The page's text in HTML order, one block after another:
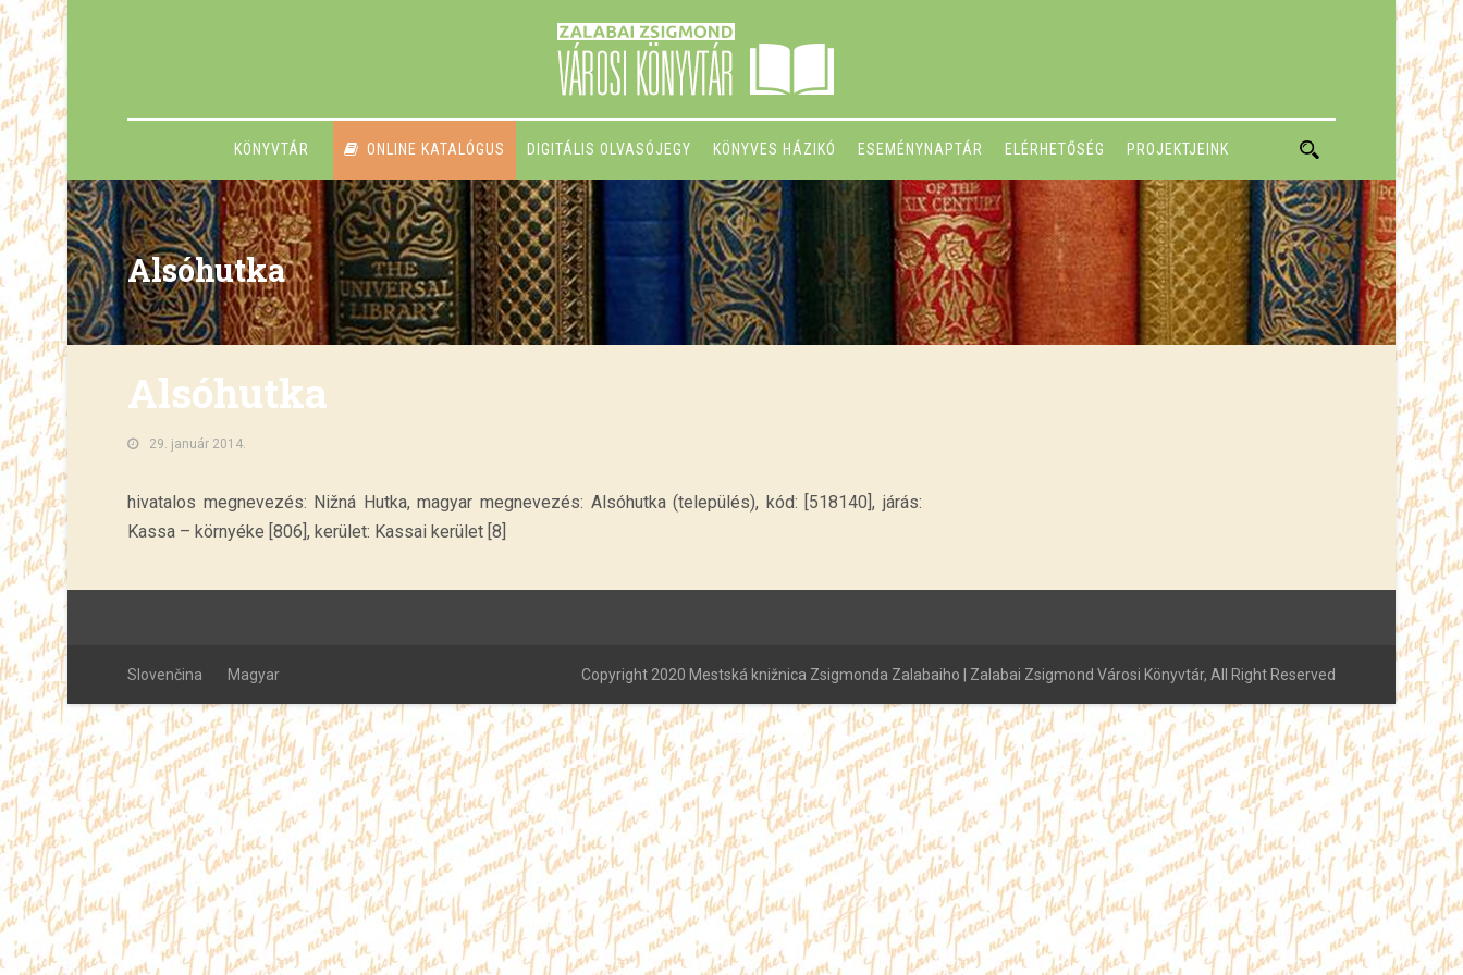
KÖNYVTÁR ONLINE KATALÓGUS DIGITÁLIS OLVASÓJEGY KÖNYVES HÁZIKÓ ESEMÉNYNAPTÁR ELÉRHETŐSÉG PROJEKTJEINK
Alsóhutka
Alsóhutka
29. január 2014.
hivatalos megnevezés: Nižná Hutka, magyar megnevezés: Alsóhutka (település), kód: [518140], járás:
Kassa – környéke [806], kerület: Kassai kerület [8]
Slovenčina Magyar Copyright 2020 Mestská knižnica Zsigmonda Zalabaiho | Zalabai Zsigmond Városi Könyvtár, All Right Reserved